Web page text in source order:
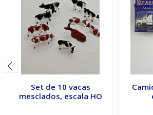
Set de 10 vacas
mesclados, escala HO